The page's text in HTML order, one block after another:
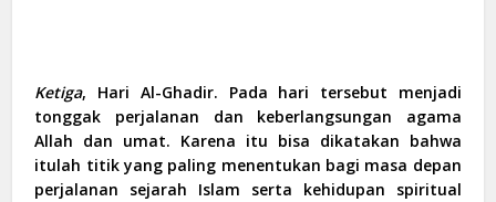
Ketiga, Hari Al-Ghadir. Pada hari tersebut menjadi
tonggak perjalanan dan keberlangsungan agama
Allah dan umat. Karena itu bisa dikatakan bahwa
itulah titik yang paling menentukan bagi masa depan
perjalanan sejarah Islam serta kehidupan spiritual